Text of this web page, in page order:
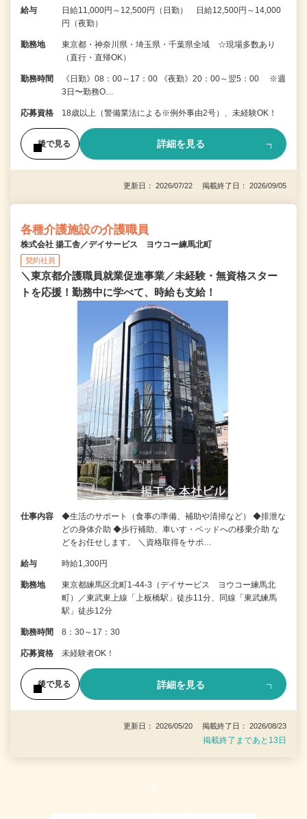
給与
日給11,000円～12,500円（日勤） 日給12,500円～14,000
円（夜勤）
勤務地
東京都・神奈川県・埼玉県・千葉県全域 ☆現場多数あり
（直行・直帰OK）
勤務時間
《日勤》08：00～17：00 《夜勤》20：00～翌5：00 ※週
3日〜勤務O…
応募資格 18歳以上（警備業法による※例外事由2号）、未経験OK！
後で見る 詳細を見る
更新日： 2026/07/22 掲載終了日： 2026/09/05
各種介護施設の介護職員
株式会社 揚工舎／デイサービス ヨウコー練馬北町
契約社員
＼東京都介護職員就業促進事業／未経験・無資格スター
トを応援！勤務中に学べて、時給も支給！
仕事内容
◆生活のサポート（食事の準備、補助や清掃など） ◆排泄な
どの身体介助 ◆歩行補助、車いす・ベッドへの移乗介助 な
どをお任せします。 ＼資格取得をサポ…
給与 時給1,300円
勤務地
東京都練馬区北町1-44-3（デイサービス ヨウコー練馬北
町）／東武東上線「上板橋駅」徒歩11分、同線「東武練馬
駅」徒歩12分
勤務時間 8：30～17：30
応募資格 未経験者OK！
後で見る 詳細を見る
更新日： 2026/05/20 掲載終了日： 2026/08/23
掲載終了まであと13日
1